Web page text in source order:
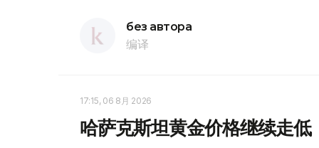
без автора
编译
17:15, 06 8月 2026
哈萨克斯坦黄金价格继续走低